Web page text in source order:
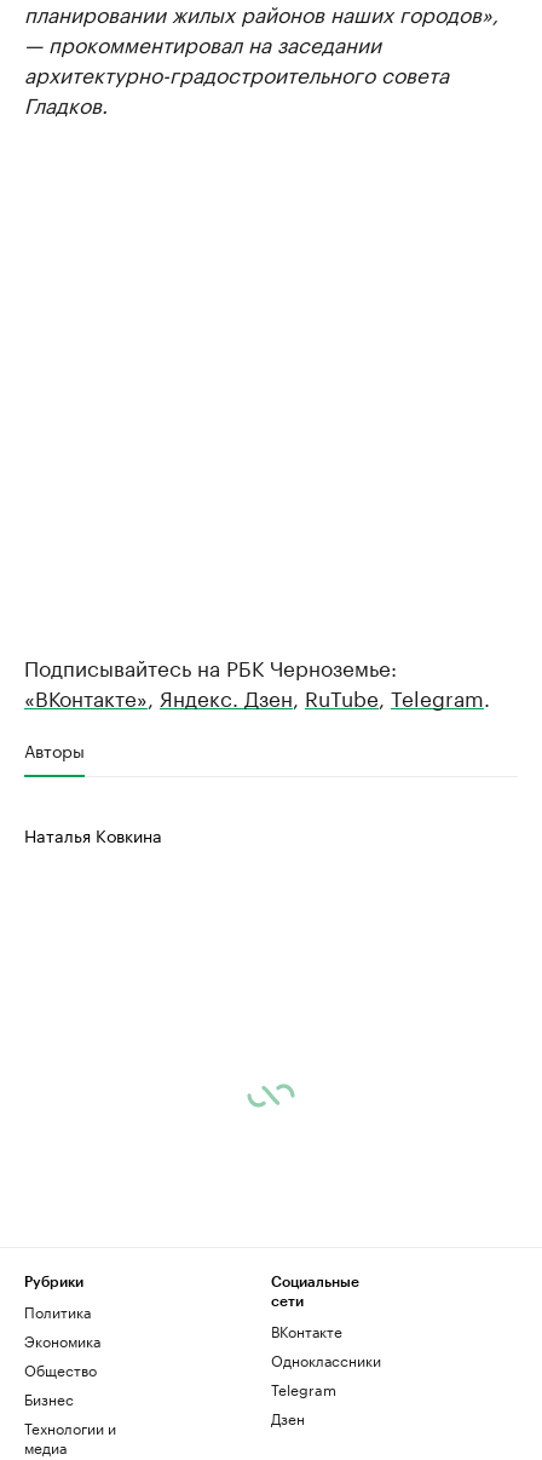
планировании жилых районов наших городов»,
— прокомментировал на заседании
архитектурно-градостроительного совета
Гладков.
Подписывайтесь на РБК Черноземье:
«ВКонтакте», Яндекс. Дзен, RuTube, Telegram.
Авторы
Наталья Ковкина
Рубрики
Политика
Экономика
Общество
Бизнес
Технологии и
медиа
Социальные
сети
ВКонтакте
Одноклассники
Telegram
Дзен